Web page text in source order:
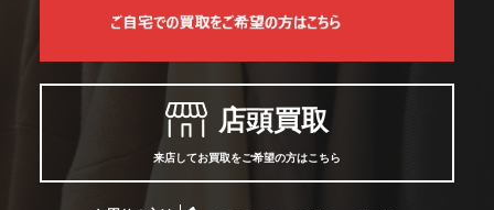
店頭買取
来店してお買取をご希望の方はこちら